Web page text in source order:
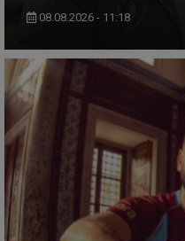
08.08.2026 - 11:18